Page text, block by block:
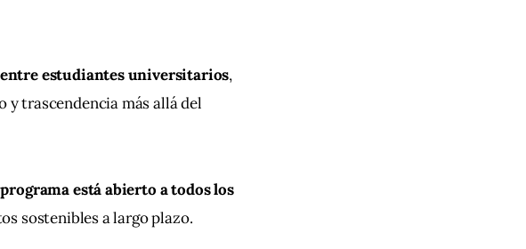
estudiantes universitarios,
y trascendencia más allá del
está abierto a todos los
sostenibles a largo plazo.